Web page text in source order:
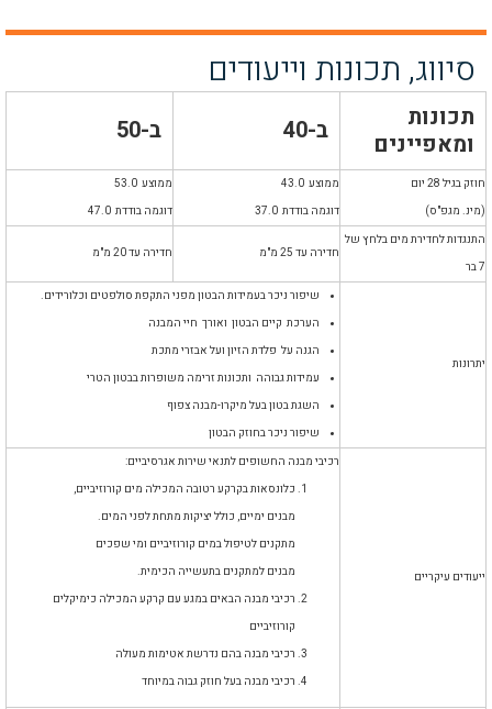
סיווג, תכונות וייעודים
תכונות
ומאפיינים
ב-40 ב-50
חוזק בגיל 28 יום
(מינ. מגפ"ס)
ממוצע 43.0
דוגמה בודדת 37.0
ממוצע 53.0
דוגמה בודדת 47.0
התנגדות לחדירת מים בלחץ של
7 בר
חדירה עד 25 מ"מ חדירה עד 20 מ"מ
יתרונות
שיפור ניכר בעמידות הבטון מפני התקפת סולפטים וכלורידים.
הערכת קיים הבטון ואורך חיי המבנה
הגנה על פלדת הזיון ועל אבזרי מתכת
עמידות גבוהה ותכונות זרימה משופרות בבטון הטרי
השגת בטון בעל מיקרו-מבנה צפוף
שיפור ניכר בחוזק הבטון
ייעודים עיקריים
רכיבי מבנה החשופים לתנאי שירות אגרסיביים:
כלונסאות בקרקע רטובה המכילה מים קורוזיביים,
מבנים ימיים, כולל יציקות מתחת לפני המים.
מתקנים לטיפול במים קורוזיביים ומי שפכים
מבנים למתקנים בתעשייה הכימית.
רכיבי מבנה הבאים במגע עם קרקע המכילה כימיקלים
קורוזיביים
רכיבי מבנה בהם נדרשת אטימות מעולה
רכיבי מבנה בעל חוזק גבוה במיוחד